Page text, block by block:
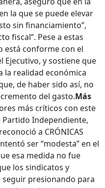
la que se puede elevar
sin financiamiento”,
fiscal”. Pese a estas
está conforme con el
Ejecutivo, y sostiene que
la realidad económica
de haber sido así, no
del gasto.Más
más críticos con este
Independiente,
a CRÓNICAS
ser “modesta” en el
esa medida no fue
los sindicatos y
seguir presionando para